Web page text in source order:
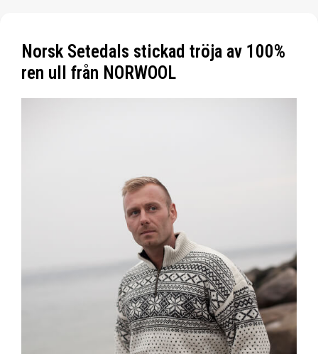
Norsk Setedals stickad tröja av 100%
ren ull från NORWOOL